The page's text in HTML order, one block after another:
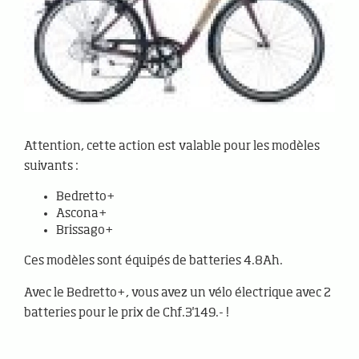
Attention, cette action est valable pour les modèles
suivants :
Bedretto+
Ascona+
Brissago+
Ces modèles sont équipés de batteries 4.8Ah.
Avec le Bedretto+, vous avez un vélo électrique avec 2
batteries pour le prix de Chf.3'149.- !